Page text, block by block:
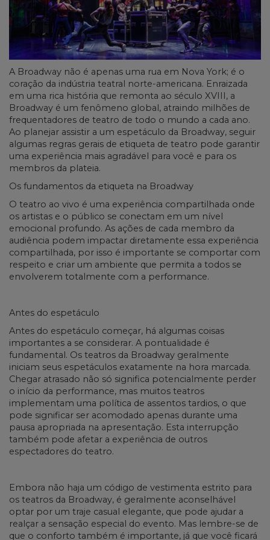
A Broadway não é apenas uma rua em Nova York; é o
coração da indústria teatral norte-americana. Enraizada
em uma rica história que remonta ao século XVIII, a
Broadway é um fenômeno global, atraindo milhões de
frequentadores de teatro de todo o mundo a cada ano.
Ao planejar assistir a um espetáculo da Broadway, seguir
algumas regras gerais de etiqueta de teatro pode garantir
uma experiência mais agradável para você e para os
membros da plateia.
Os fundamentos da etiqueta na Broadway
O teatro ao vivo é uma experiência compartilhada onde
os artistas e o público se conectam em um nível
emocional profundo. As ações de cada membro da
audiência podem impactar diretamente essa experiência
compartilhada, por isso é importante se comportar com
respeito e criar um ambiente que permita a todos se
envolverem totalmente com a performance.
Antes do espetáculo
Antes do espetáculo começar, há algumas coisas
importantes a se considerar. A pontualidade é
fundamental. Os teatros da Broadway geralmente
iniciam seus espetáculos exatamente na hora marcada.
Chegar atrasado não só significa potencialmente perder
o início da performance, mas muitos teatros
implementam uma política de assentos tardios, o que
pode significar ser acomodado apenas durante uma
pausa apropriada na apresentação. Esta interrupção
também pode afetar a experiência de outros
espectadores do teatro.
Embora não haja um código de vestimenta estrito para
os teatros da Broadway, é geralmente aconselhável
optar por um traje casual elegante, que pode ajudar a
realçar a sensação especial do evento. Mas lembre-se de
que o conforto também é importante, já que você ficará